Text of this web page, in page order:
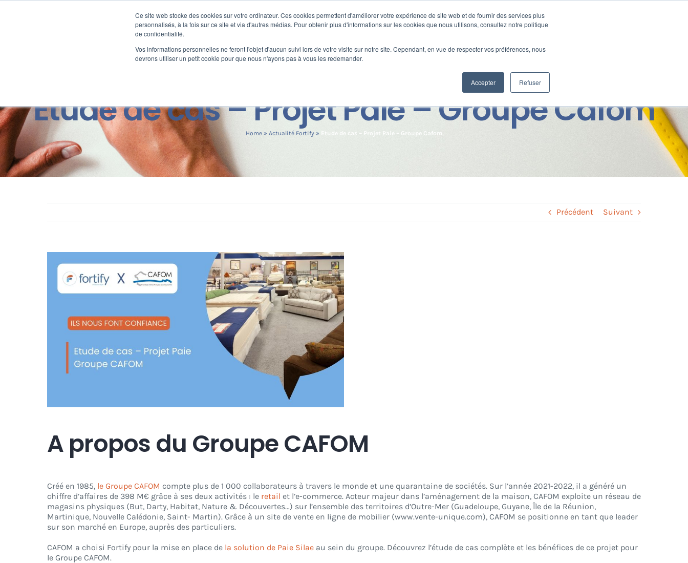
Ce site web stocke des cookies sur votre ordinateur. Ces cookies permettent d'améliorer votre expérience de site web et de fournir des services plus
personnalisés, à la fois sur ce site et via d'autres médias. Pour obtenir plus d'informations sur les cookies que nous utilisons, consultez notre politique
de confidentialité.
Vos informations personnelles ne feront l'objet d'aucun suivi lors de votre visite sur notre site. Cependant, en vue de respecter vos préférences, nous
devrons utiliser un petit cookie pour que nous n'ayons pas à vous les redemander.
Accepter Refuser
Nos offres Formation Nos clients Fortify Ressources SUPPORT
Etude de cas – Projet Paie – Groupe Cafom
Home » Actualité Fortify » Etude de cas – Projet Paie – Groupe Cafom
Précédent Suivant
l'image
agrandie
A propos du Groupe CAFOM
Créé en 1985, le Groupe CAFOM compte plus de 1 000 collaborateurs à travers le monde et une quarantaine de sociétés. Sur l’année 2021-2022, il a généré un
chiffre d’affaires de 398 M€ grâce à ses deux activités : le retail et l’e-commerce. Acteur majeur dans l’aménagement de la maison, CAFOM exploite un réseau de
magasins physiques (But, Darty, Habitat, Nature & Découvertes…) sur l’ensemble des territoires d’Outre-Mer (Guadeloupe, Guyane, Île de la Réunion,
Martinique, Nouvelle Calédonie, Saint- Martin). Grâce à un site de vente en ligne de mobilier (www.vente-unique.com), CAFOM se positionne en tant que leader
sur son marché en Europe, auprès des particuliers.
CAFOM a choisi Fortify pour la mise en place de la solution de Paie Silae au sein du groupe. Découvrez l’étude de cas complète et les bénéfices de ce projet pour
le Groupe CAFOM.